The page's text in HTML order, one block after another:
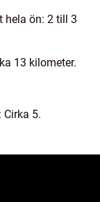
hela ön: 2 till 3
13 kilometer.
5.